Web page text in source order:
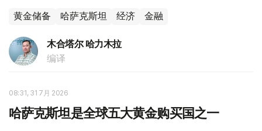
黄金储备 哈萨克斯坦 经济 金融
木合塔尔 哈力木拉
编译
08:31, 31 7月 2026
哈萨克斯坦是全球五大黄金购买国之一